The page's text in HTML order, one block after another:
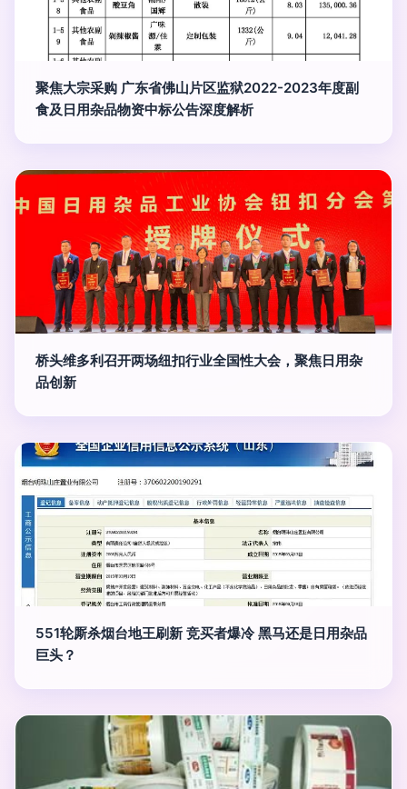
聚焦大宗采购 广东省佛山片区监狱2022-2023年度副
食及日用杂品物资中标公告深度解析
桥头维多利召开两场纽扣行业全国性大会，聚焦日用杂
品创新
551轮厮杀烟台地王刷新 竞买者爆冷 黑马还是日用杂品
巨头？